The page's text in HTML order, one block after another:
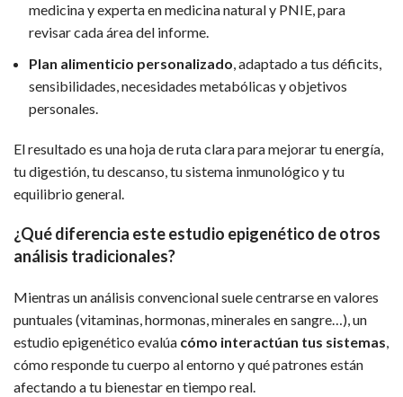
medicina y experta en medicina natural y PNIE, para
revisar cada área del informe.
Plan alimenticio personalizado, adaptado a tus déficits,
sensibilidades, necesidades metabólicas y objetivos
personales.
El resultado es una hoja de ruta clara para mejorar tu energía,
tu digestión, tu descanso, tu sistema inmunológico y tu
equilibrio general.
¿Qué diferencia este estudio epigenético de otros
análisis tradicionales?
Mientras un análisis convencional suele centrarse en valores
puntuales (vitaminas, hormonas, minerales en sangre…), un
estudio epigenético evalúa cómo interactúan tus sistemas,
cómo responde tu cuerpo al entorno y qué patrones están
afectando a tu bienestar en tiempo real.